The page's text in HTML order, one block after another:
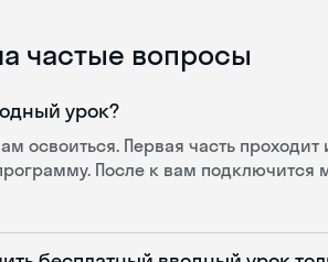
частые вопросы
урок?
освоиться. Первая часть
После к вам подключится